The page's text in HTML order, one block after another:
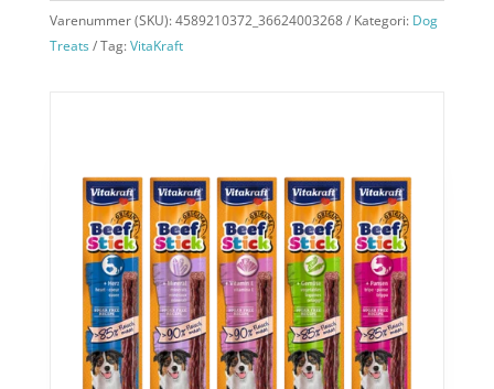
Varenummer (SKU):4589210372_36624003268 Kategori: Dog
Treats
Tag:VitaKraft